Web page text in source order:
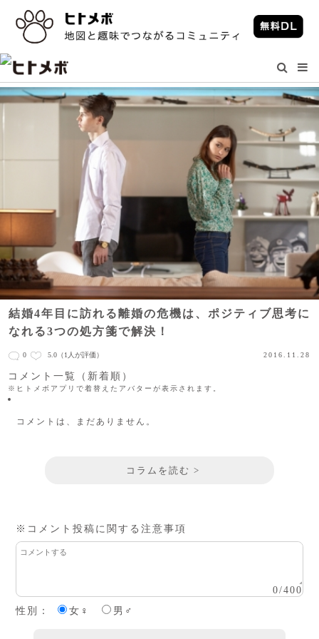
結婚4年目に訪れる離婚の危機は、ポジティブ思考に
なれる3つの処方箋で解決！
0 5.0 （1人が評価） 2016.11.28
コメント一覧（新着順）
※ヒトメボアプリで着替えたアバターが表示されます。
コメントは、まだありません。
コラムを読む >
※コメント投稿に関する注意事項
0/400
性別：
女♀ 男♂